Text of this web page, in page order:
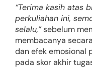
“Terima kasih atas
perkuliahan ini,
selalu,”sebelum
membacanya
dan efek emosional
pada skor akhir